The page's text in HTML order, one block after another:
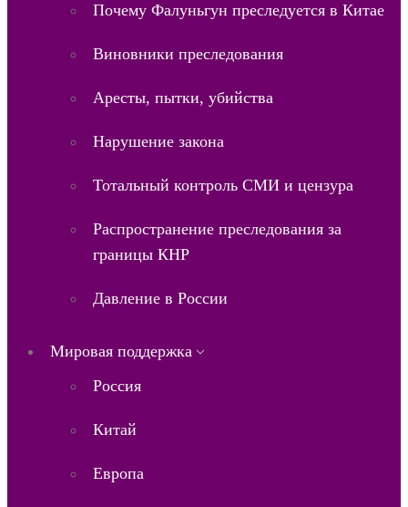
Почему Фалуньгун преследуется в Китае
Виновники преследования
Аресты, пытки, убийства
Нарушение закона
Тотальный контроль СМИ и цензура
Распространение преследования за
границы КНР
Давление в России
Мировая поддержка
Россия
Китай
Европа